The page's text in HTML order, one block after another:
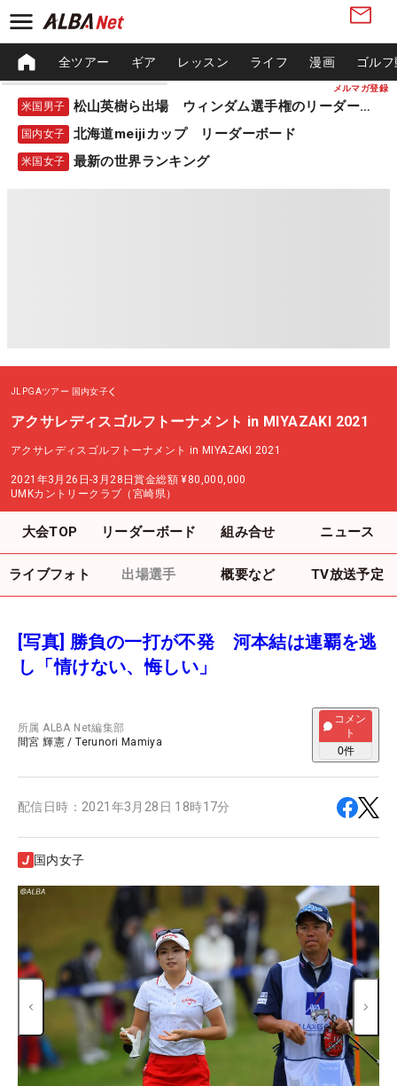
メルマガ登録
全ツアー ギア レッスン ライフ 漫画 ゴル
米国男子 松山英樹ら出場 ウィンダム選手権のリーダーボード
国内女子 北海道meijiカップ リーダーボード
米国女子 最新の世界ランキング
JLPGAツアー 国内女子
アクサレディスゴルフトーナメント in MIYAZAKI 2021
アクサレディスゴルフトーナメント in MIYAZAKI 2021
2021年3月26日-3月28日賞金総額 ¥80,000,000
UMKカントリークラブ（宮崎県）
大会TOP リーダーボード 組み合せ ニュース
ライブフォト 出場選手 概要など TV放送予定
[写真] 勝負の一打が不発 河本結は連覇を逃
し「情けない、悔しい」
所属ALBA Net編集部
間宮 輝憲 /Terunori Mamiya
コメン
ト
0件
配信日時： 2021年3月28日 18時17分
国内女子